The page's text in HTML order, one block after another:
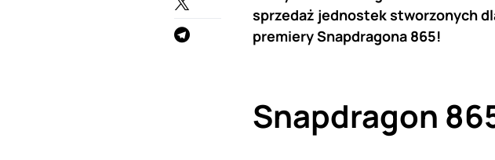
sprzedaż jednostek stworzonych
premiery Snapdragona 865!
Snapdragon